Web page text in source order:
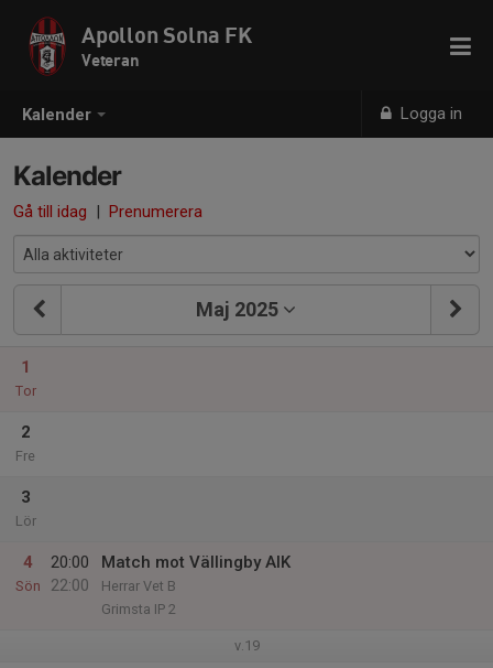
Kalender Logga in
Apollon Solna FK
Veteran
Kalender
Gå till idag | Prenumerera
Maj 2025
1
Tor
2
Fre
3
Lör
4
Sön
20:00
22:00
Match mot Vällingby AIK
Herrar Vet B
Grimsta IP 2
v.19